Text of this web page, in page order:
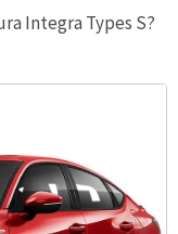
Integra Types S?